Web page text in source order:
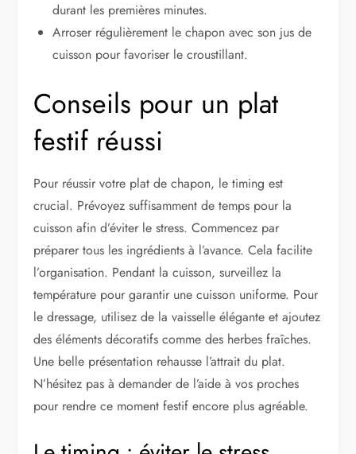
durant les premières minutes.
Arroser régulièrement le chapon avec son jus de
cuisson pour favoriser le croustillant.
Conseils pour un plat
festif réussi
Pour réussir votre plat de chapon, le timing est
crucial. Prévoyez suffisamment de temps pour la
cuisson afin d’éviter le stress. Commencez par
préparer tous les ingrédients à l’avance. Cela facilite
l’organisation. Pendant la cuisson, surveillez la
température pour garantir une cuisson uniforme. Pour
le dressage, utilisez de la vaisselle élégante et ajoutez
des éléments décoratifs comme des herbes fraîches.
Une belle présentation rehausse l’attrait du plat.
N’hésitez pas à demander de l’aide à vos proches
pour rendre ce moment festif encore plus agréable.